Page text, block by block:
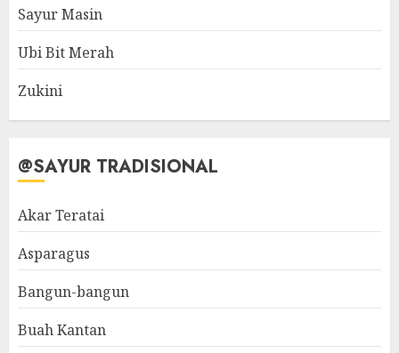
Sayur Masin
Ubi Bit Merah
Zukini
@SAYUR TRADISIONAL
Akar Teratai
Asparagus
Bangun-bangun
Buah Kantan